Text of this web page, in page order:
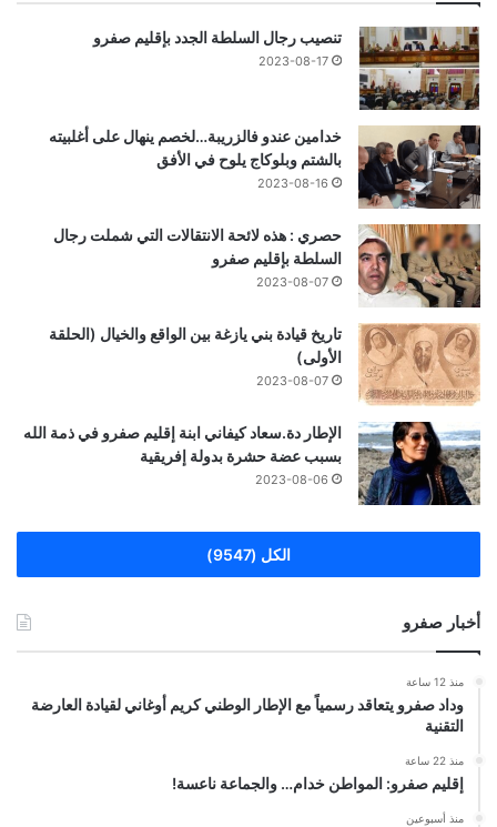
تنصيب رجال السلطة الجدد بإقليم صفرو
2023-08-17
خدامين عندو فالزريبة…لخصم ينهال على أغلبيته
بالشتم وبلوكاج يلوح في الأفق
2023-08-16
حصري : هذه لائحة الانتقالات التي شملت رجال
السلطة بإقليم صفرو
2023-08-07
تاريخ قيادة بني يازغة بين الواقع والخيال (الحلقة
الأولى)
2023-08-07
الإطار دة.سعاد كيفاني ابنة إقليم صفرو في ذمة الله
بسبب عضة حشرة بدولة إفريقية
2023-08-06
الكل (9547)
أخبار صفرو
منذ 12 ساعة
وداد صفرو يتعاقد رسمياً مع الإطار الوطني كريم أوغاني لقيادة العارضة
التقنية
منذ 22 ساعة
إقليم صفرو: المواطن خدام… والجماعة ناعسة!
منذ أسبوعين